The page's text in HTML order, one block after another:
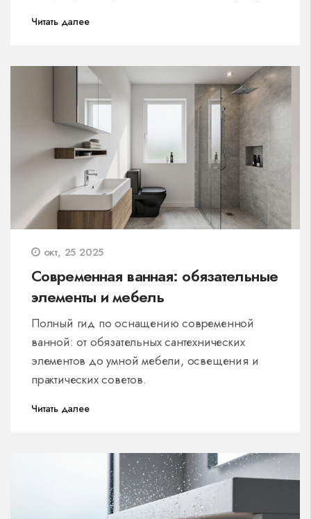
Читать далее
окт, 25 2025
Современная ванная: обязательные
элементы и мебель
Полный гид по оснащению современной
ванной: от обязательных сантехнических
элементов до умной мебели, освещения и
практических советов.
Читать далее